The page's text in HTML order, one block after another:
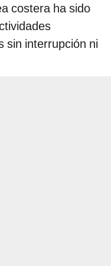
costera ha sido
sin interrupción ni